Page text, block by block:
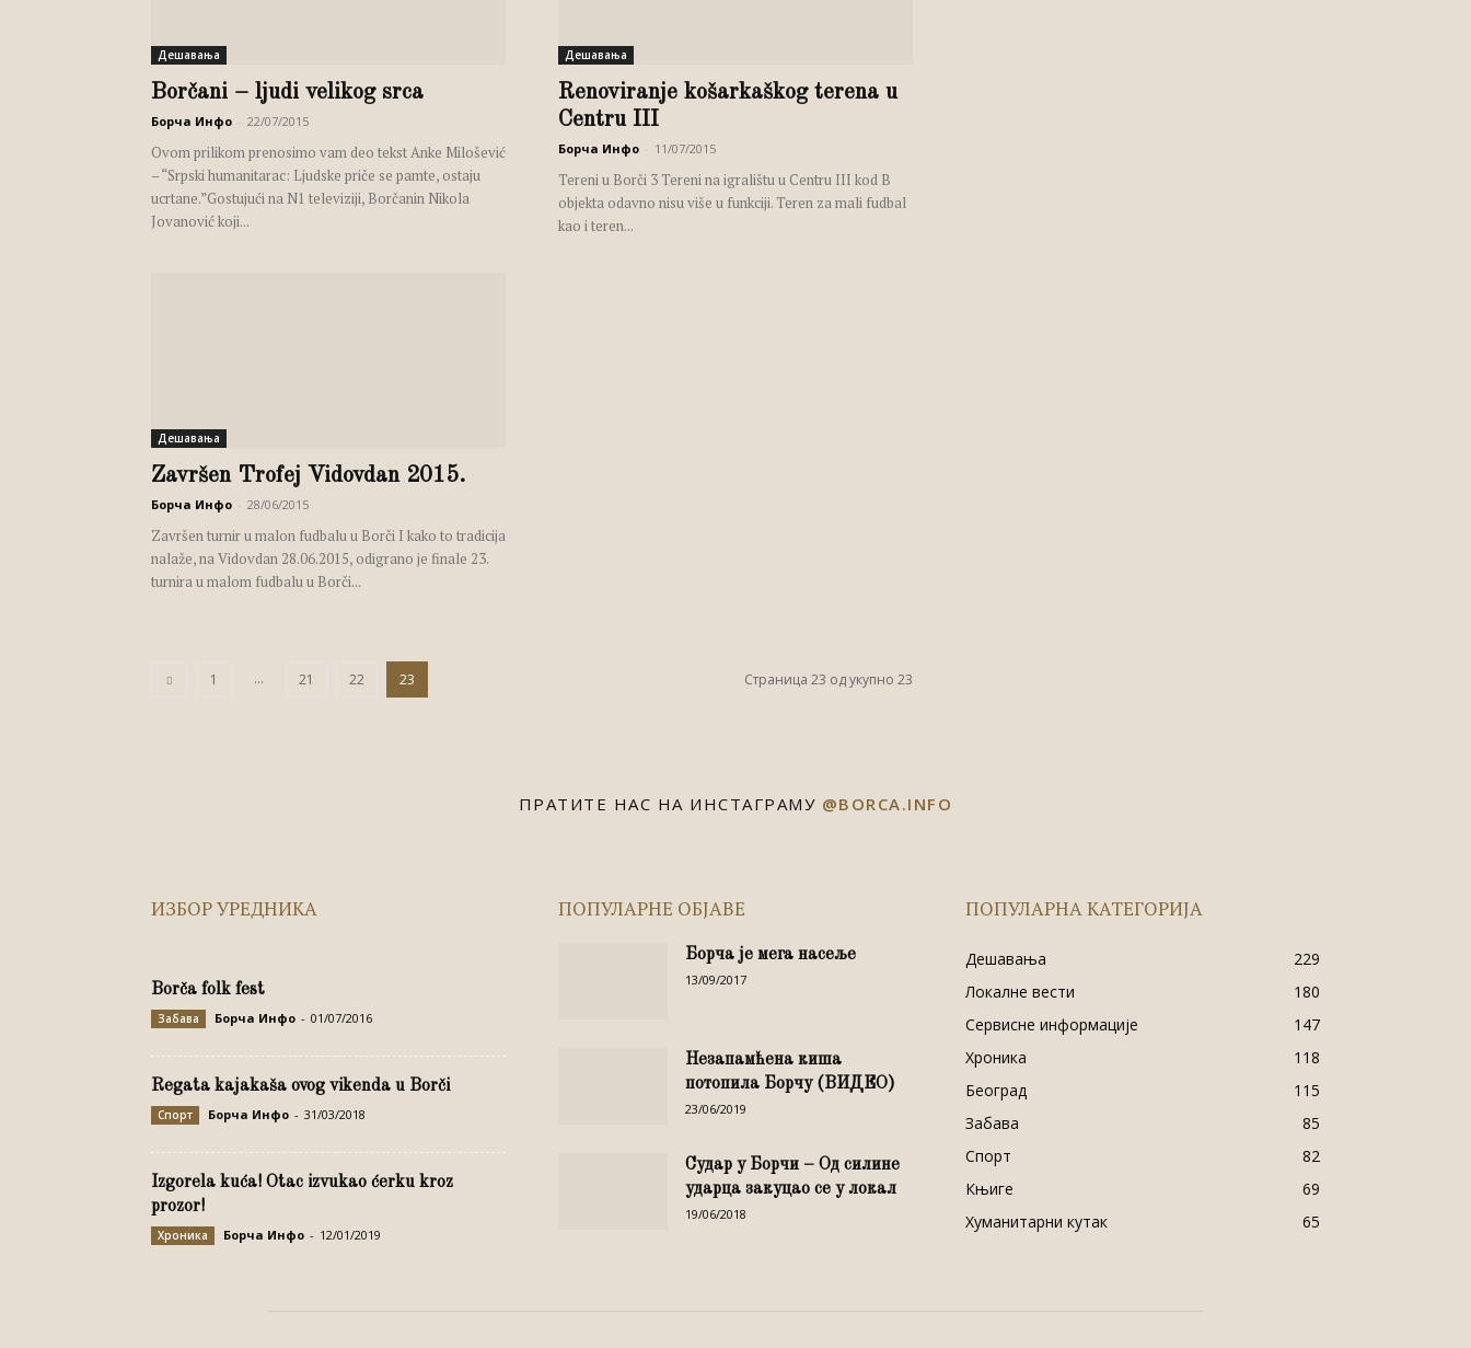
Дешавања
Borčani – ljudi velikog srca
Борча Инфо 22/07/2015
Ovom prilikom prenosimo vam deo tekst Anke Milošević
– “Srpski humanitarac: Ljudske priče se pamte, ostaju
ucrtane.”Gostujući na N1 televiziji, Borčanin Nikola
Jovanović koji...
Дешавања
Renoviranje košarkaškog terena u
Centru III
Борча Инфо 11/07/2015
Tereni u Borči 3 Tereni na igralištu u Centru III kod B
objekta odavno nisu više u funkciji. Teren za mali fudbal
kao i teren...
Дешавања
Završen Trofej Vidovdan 2015.
Борча Инфо 28/06/2015
Završen turnir u malon fudbalu u Borči I kako to tradicija
nalaže, na Vidovdan 28.06.2015, odigrano je finale 23.
turnira u malom fudbalu u Borči...
1 ... 21 22 23 Страница 23 од укупно 23
ПРАТИТЕ НАС НА ИНСТАГРАМУ @BORCA.INFO
ИЗБОР УРЕДНИКА
Borča folk fest
Забава Борча Инфо - 01/07/2016
Regata kajakaša ovog vikenda u Borči
Спорт Борча Инфо - 31/03/2018
Izgorela kuća! Otac izvukao ćerku kroz
prozor!
Хроника Борча Инфо - 12/01/2019
ПОПУЛАРНЕ ОБЈАВЕ
Борча је мега насеље
13/09/2017
Незапамћена киша
потопила Борчу (ВИДЕО)
23/06/2019
Судар у Борчи – Од силине
ударца закуцао се у локал
19/06/2018
ПОПУЛАРНА КАТЕГОРИЈА
Дешавања
229
Локалне вести
180
Сервисне информације
147
Хроника
118
Београд
115
Забава
85
Спорт
82
Књиге
69
Хуманитарни кутак
65